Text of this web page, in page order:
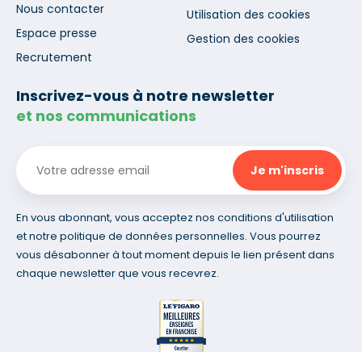
Nous contacter
Espace presse
Recrutement
Utilisation des cookies
Gestion des cookies
Inscrivez-vous à notre newsletter
et nos communications
En vous abonnant, vous acceptez nos conditions d'utilisation
et notre politique de données personnelles. Vous pourrez
vous désabonner à tout moment depuis le lien présent dans
chaque newsletter que vous recevrez.